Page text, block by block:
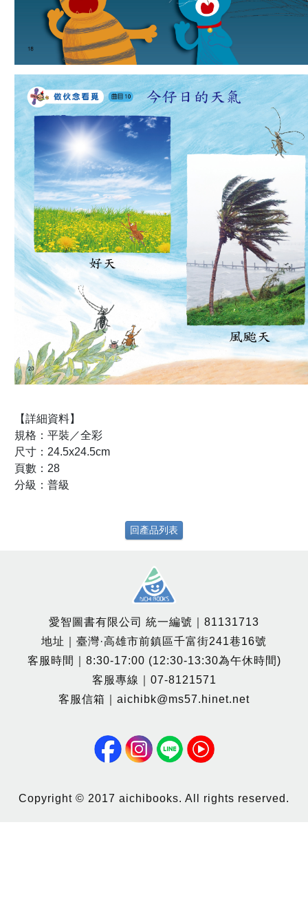
【詳細資料】
規格：平裝／全彩
尺寸：24.5x24.5cm
頁數：28
分級：普級
回產品列表
愛智圖書有限公司 統一編號｜81131713
地址｜臺灣·高雄市前鎮區千富街241巷16號
客服時間｜8:30-17:00 (12:30-13:30為午休時間)
客服專線｜07-8121571
客服信箱｜aichibk@ms57.hinet.net
Copyright © 2017 aichibooks. All rights reserved.